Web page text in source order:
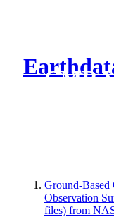
CMR
Ground-Based
Observation
files) from